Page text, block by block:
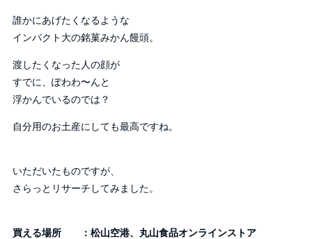
誰かにあげたくなるような
インパクト大の銘菓みかん饅頭。
渡したくなった人の顔が
すでに、ぽわわ〜んと
浮かんでいるのでは？
自分用のお土産にしても最高ですね。
いただいたものですが、
さらっとリサーチしてみました。
買える場所 ：松山空港、丸山食品オンラインストア